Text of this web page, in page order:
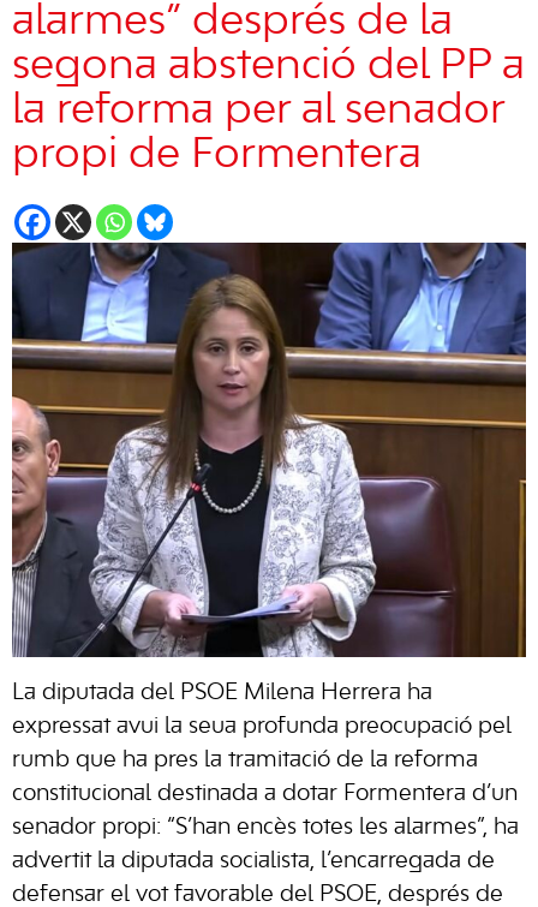
alarmes” després de la
segona abstenció del PP a
la reforma per al senador
propi de Formentera
La diputada del PSOE Milena Herrera ha
expressat avui la seua profunda preocupació pel
rumb que ha pres la tramitació de la reforma
constitucional destinada a dotar Formentera d’un
senador propi: “S’han encès totes les alarmes”, ha
advertit la diputada socialista, l’encarregada de
defensar el vot favorable del PSOE, després de